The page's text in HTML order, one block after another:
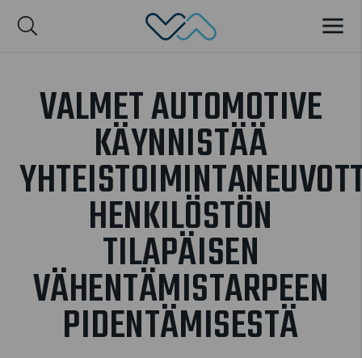
Valmet Automotive
VALMET AUTOMOTIVE
KÄYNNISTÄÄ
HENKILÖSTÖN
TILAPÄISEN
VÄHENTÄMISTARPEEN
PIDENTÄMISESTÄ